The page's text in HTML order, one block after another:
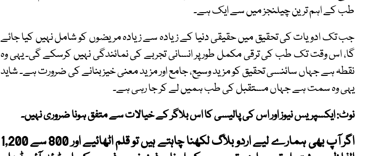
طب کے اہم ترین چیلنجز میں سے ایک ہے۔
جب تک ادویات کی تحقیق میں حقیقی دنیا کے زیادہ سے زیادہ مریضوں کو شامل نہیں کیا جائے
گا، اس وقت تک طب کی ترقی مکمل طور پر انسانی تجربے کی نمائندگی نہیں کرسکے گی۔ یہی وہ
نقطہ ہے جہاں سائنسی تحقیق کو مزید وسیع، جامع اور مزید معنی خیز بنانے کی ضرورت ہے۔ شاید
یہی وہ سمت ہے جہاں مستقبل کی طب ہمیں لے کر جا رہی ہے۔
نوٹ: ایکسپریس نیوز اور اس کی پالیسی کا اس بلاگر کے خیالات سے متفق ہونا ضروری نہیں۔
اگر آپ بھی ہمارے لیے اردو بلاگ لکھنا چاہتے ہیں تو قلم اٹھائیے اور 800 سے 1,200